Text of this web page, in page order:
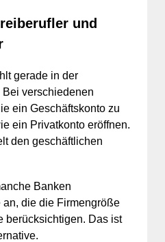
und
gerade in der
verschiedenen
ein Geschäftskonto zu
ein Privatkonto eröffnen.
den geschäftlichen
Banken
die die Firmengröße
berücksichtigen. Das ist